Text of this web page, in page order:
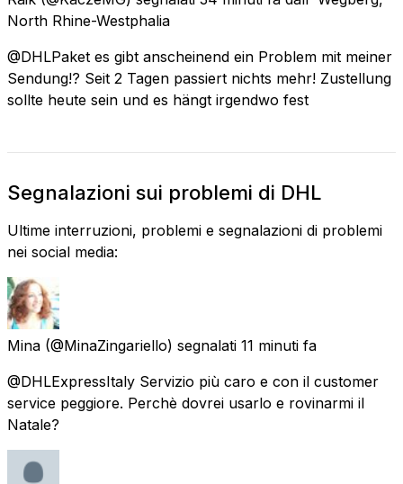
North Rhine-Westphalia
@DHLPaket es gibt anscheinend ein Problem mit meiner
Sendung!? Seit 2 Tagen passiert nichts mehr! Zustellung
sollte heute sein und es hängt irgendwo fest
Segnalazioni sui problemi di DHL
Ultime interruzioni, problemi e segnalazioni di problemi
nei social media:
Mina (@MinaZingariello) segnalati 11 minuti fa
@DHLExpressItaly Servizio più caro e con il customer
service peggiore. Perchè dovrei usarlo e rovinarmi il
Natale?